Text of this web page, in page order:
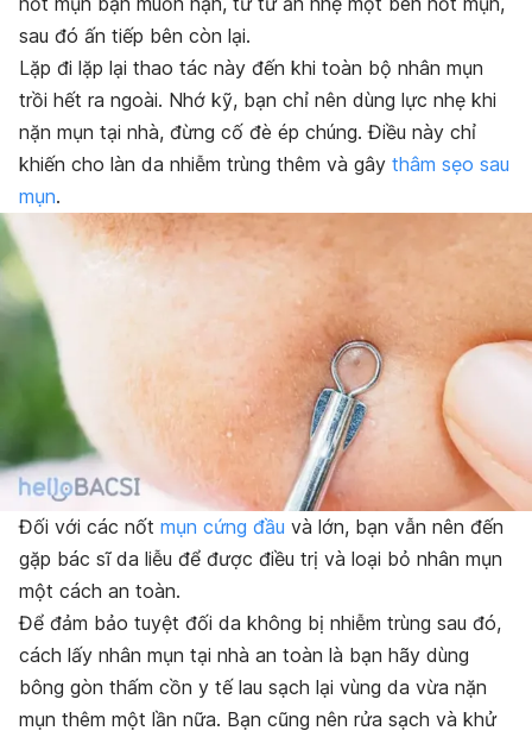
sau đó ấn tiếp bên còn lại.
Lặp đi lặp lại thao tác này đến khi toàn bộ nhân mụn
trồi hết ra ngoài. Nhớ kỹ, bạn chỉ nên dùng lực nhẹ khi
nặn mụn tại nhà, đừng cố đè ép chúng. Điều này chỉ
khiến cho làn da nhiễm trùng thêm và gây thâm sẹo sau
mụn.
Đối với các nốt mụn cứng đầu và lớn, bạn vẫn nên đến
gặp bác sĩ da liễu để được điều trị và loại bỏ nhân mụn
một cách an toàn.
Để đảm bảo tuyệt đối da không bị nhiễm trùng sau đó,
cách lấy nhân mụn tại nhà an toàn là bạn hãy dùng
bông gòn thấm cồn y tế lau sạch lại vùng da vừa nặn
mụn thêm một lần nữa. Bạn cũng nên rửa sạch và khử